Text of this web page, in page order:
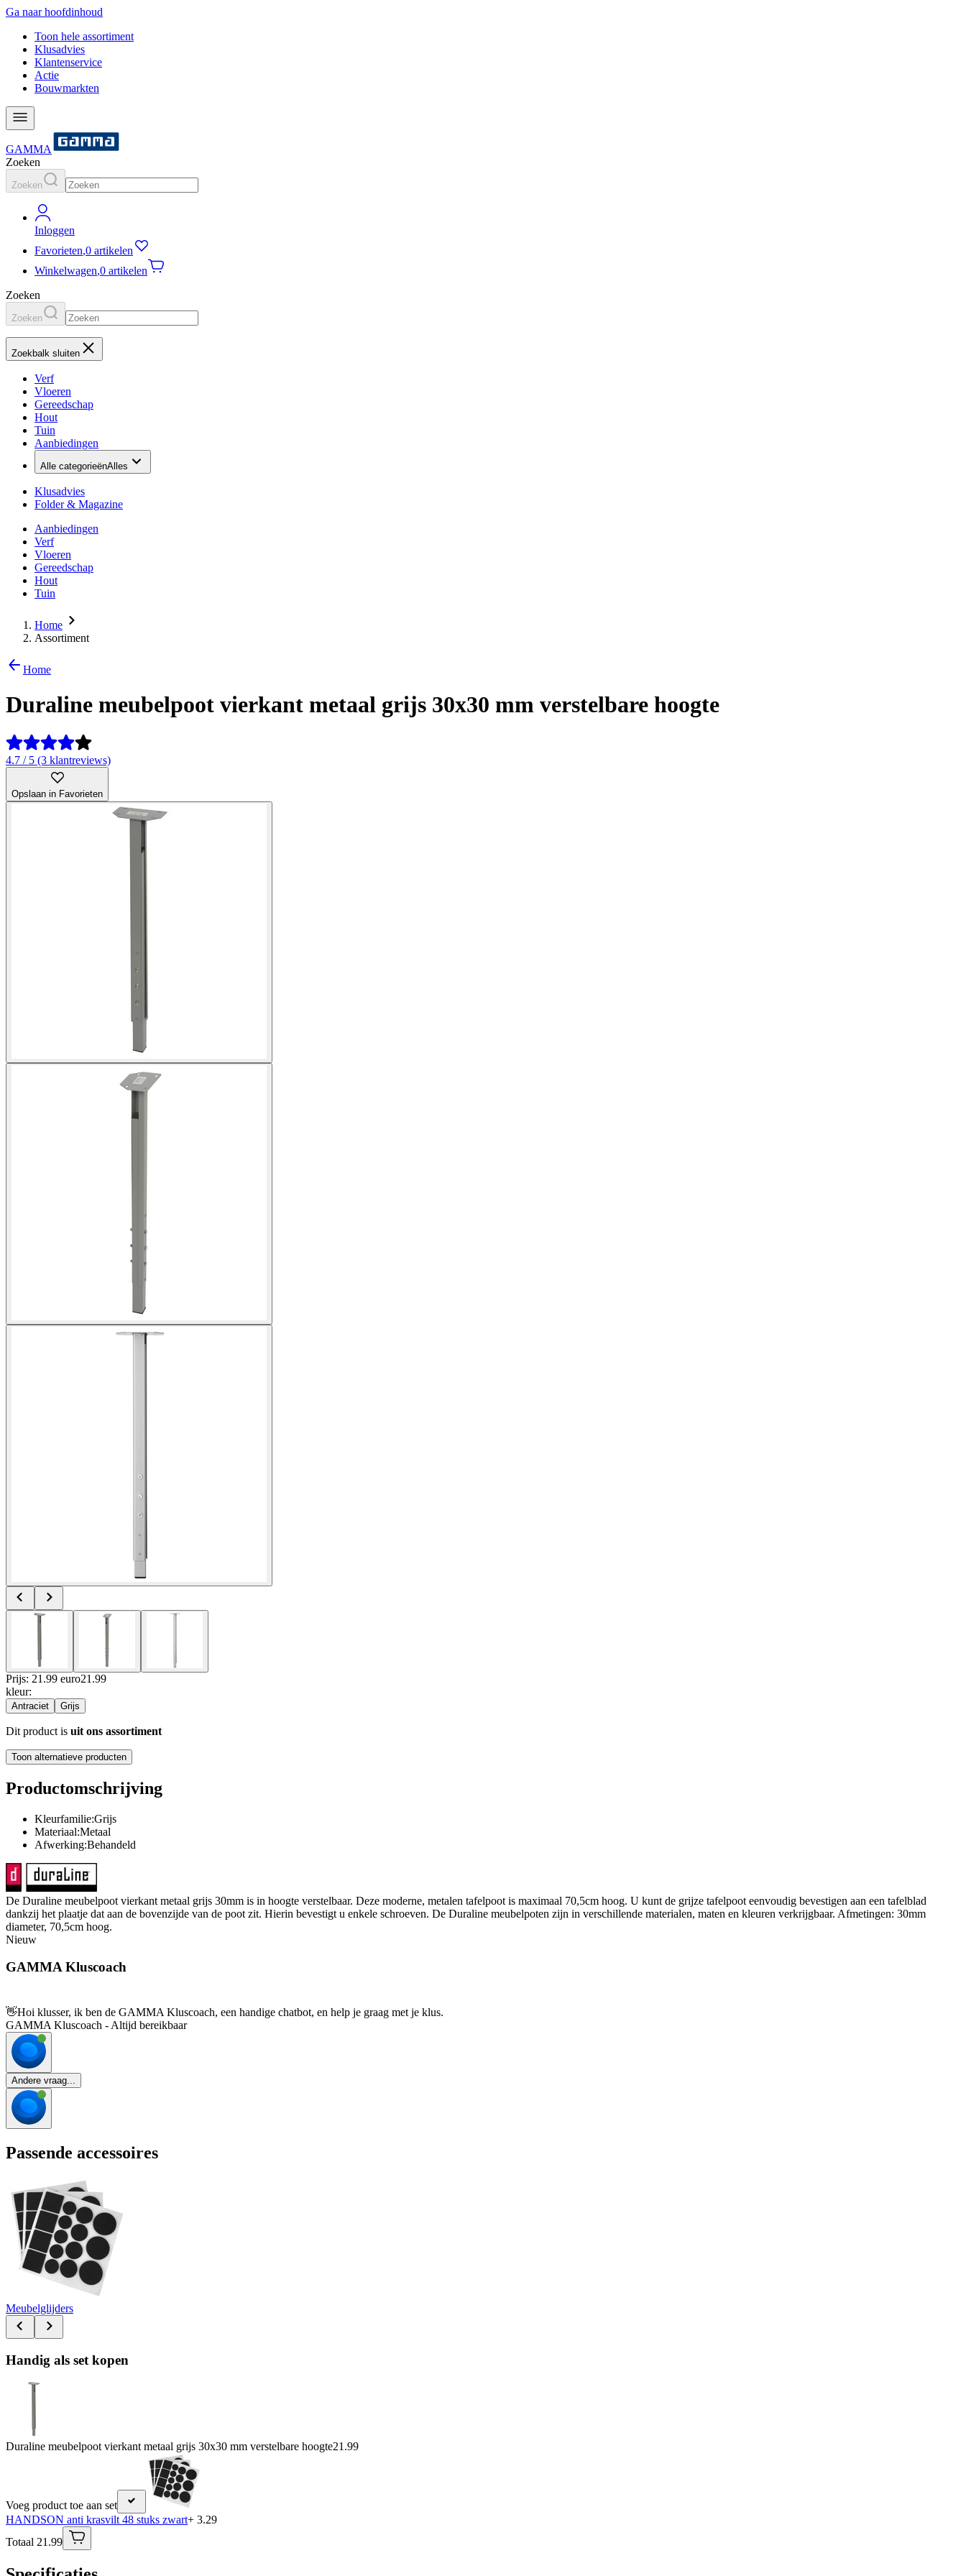
Ga naar hoofdinhoud
Toon hele assortiment
Klusadvies
Klantenservice
Actie
Bouwmarkten
GAMMA
Zoeken
Zoeken
Inloggen
Favorieten,0 artikelen
Winkelwagen,0 artikelen
Zoeken
Zoeken
Zoekbalk sluiten
Verf
Vloeren
Gereedschap
Hout
Tuin
Aanbiedingen
Alle categorieënAlles
Klusadvies
Folder & Magazine
Aanbiedingen
Verf
Vloeren
Gereedschap
Hout
Tuin
Home
Assortiment
Home
Duraline meubelpoot vierkant metaal grijs 30x30 mm verstelbare hoogte
4.7 / 5 (3 klantreviews)
Opslaan in Favorieten
Prijs: 21.99 euro21 .99
kleur:
Antraciet Grijs
Dit product is uit ons assortiment
Toon alternatieve producten
Productomschrijving
Kleurfamilie:Grijs
Materiaal:Metaal
Afwerking:Behandeld
De Duraline meubelpoot vierkant metaal grijs 30mm is in hoogte verstelbaar. Deze moderne, metalen tafelpoot is maximaal 70,5cm hoog. U kunt de grijze tafelpoot eenvoudig bevestigen aan een tafelblad
dankzij het plaatje dat aan de bovenzijde van de poot zit. Hierin bevestigt u enkele schroeven. De Duraline meubelpoten zijn in verschillende materialen, maten en kleuren verkrijgbaar. Afmetingen: 30mm
diameter, 70,5cm hoog.
Nieuw
GAMMA Kluscoach
👋Hoi klusser, ik ben de GAMMA Kluscoach, een handige chatbot, en help je graag met je klus.
GAMMA Kluscoach - Altijd bereikbaar
Andere vraag...
Passende accessoires
Meubelglijders
Handig als set kopen
Duraline meubelpoot vierkant metaal grijs 30x30 mm verstelbare hoogte21.99
Voeg product toe aan set
HANDSON anti krasvilt 48 stuks zwart+ 3.29
Totaal 21.99